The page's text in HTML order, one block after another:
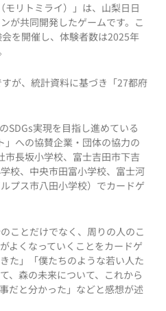
リトミライ）」は、山梨日日
が共同開発したゲームです。こ
を開催し、体験者数は2025年
が、統計資料に基づき「27都府
SDGs実現を目指し進めている
」への協賛企業・団体の協力の
市長坂小学校、富士吉田市下吉
校、中央市田富小学校、富士河
プス市八田小学校）でカードゲ
ことだけでなく、周りの人のこ
よくなっていくことをカードゲ
た」「僕たちのような若い人た
、森の未来について、これから
だと分かった」などと感想が述